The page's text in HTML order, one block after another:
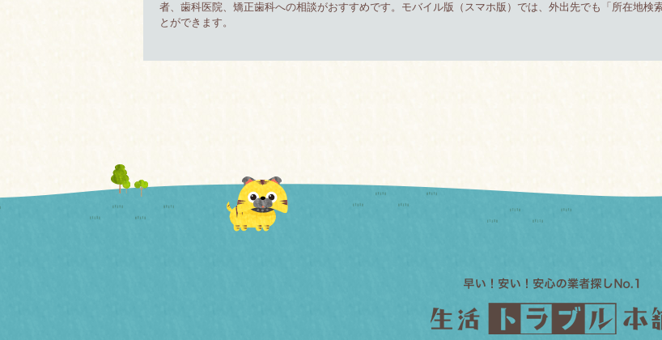
者、歯科医院、矯正歯科への相談がおすすめです。モバイル版（スマホ版）では、外出先でも「所在地検
とができます。